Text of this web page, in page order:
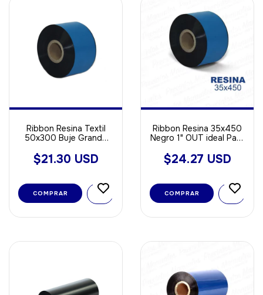
Ribbon Resina Textil
50x300 Buje Grande
$21.30 USD
Ribbon Resina 35x450
Negro 1" OUT ideal Para
Sintetica
$24.27 USD
COMPRAR